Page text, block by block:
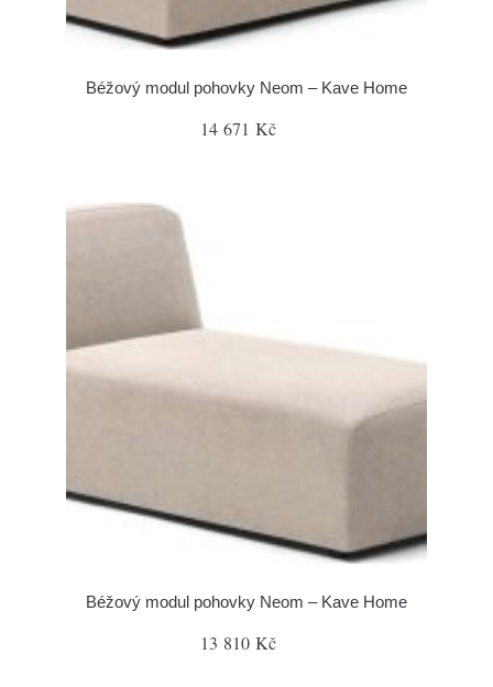
Béžový modul pohovky Neom – Kave Home
14 671 Kč
Béžový modul pohovky Neom – Kave Home
13 810 Kč